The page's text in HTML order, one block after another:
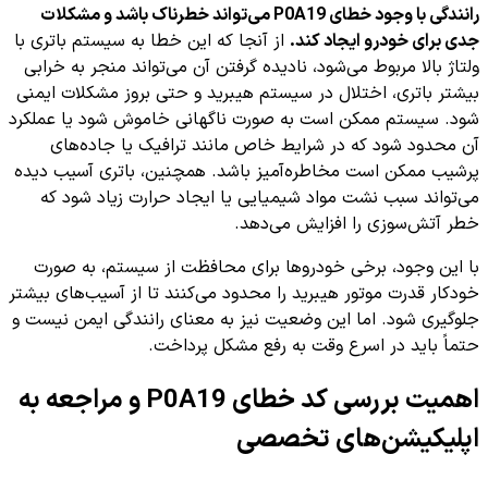
رانندگی با وجود خطای P0A19 می‌تواند خطرناک باشد و مشکلات
جدی برای خودرو ایجاد کند. از آنجا که این خطا به سیستم باتری با
ولتاژ بالا مربوط می‌شود، نادیده گرفتن آن می‌تواند منجر به خرابی
بیشتر باتری، اختلال در سیستم هیبرید و حتی بروز مشکلات ایمنی
شود. سیستم ممکن است به صورت ناگهانی خاموش شود یا عملکرد
آن محدود شود که در شرایط خاص مانند ترافیک یا جاده‌های
پرشیب ممکن است مخاطره‌آمیز باشد. همچنین، باتری آسیب دیده
می‌تواند سبب نشت مواد شیمیایی یا ایجاد حرارت زیاد شود که
خطر آتش‌سوزی را افزایش می‌دهد.
با این وجود، برخی خودروها برای محافظت از سیستم، به صورت
خودکار قدرت موتور هیبرید را محدود می‌کنند تا از آسیب‌های بیشتر
جلوگیری شود. اما این وضعیت نیز به معنای رانندگی ایمن نیست و
حتماً باید در اسرع وقت به رفع مشکل پرداخت.
اهمیت بررسی کد خطای P0A19 و مراجعه به
اپلیکیشن‌های تخصصی